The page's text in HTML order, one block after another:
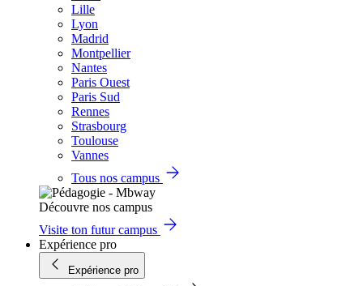
Lille
Lyon
Madrid
Montpellier
Nantes
Paris Ouest
Paris Sud
Rennes
Strasbourg
Toulouse
Vannes
Tous nos campus
Découvre nos campus
Visite ton futur campus
Expérience pro
Expérience pro